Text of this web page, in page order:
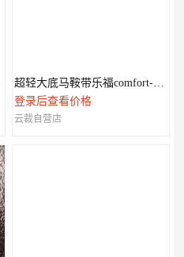
超轻大底马鞍带乐福comfort-XL系列
登录后查看价格
云裁自营店